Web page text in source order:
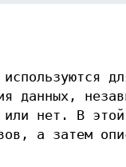
данных,
или нет. В
а затем